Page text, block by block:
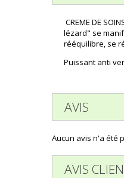
CREME DE
lézard" se
rééquilibre, se
Puissant anti
AVIS
Aucun avis n'a été
AVIS